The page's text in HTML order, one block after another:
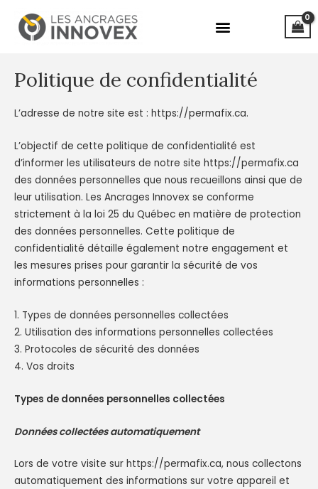
contenu
Politique de confidentialité
L’adresse de notre site est : https://permafix.ca.
L’objectif de cette politique de confidentialité est
d’informer les utilisateurs de notre site https://permafix.ca
des données personnelles que nous recueillons ainsi que de
leur utilisation. Les Ancrages Innovex se conforme
strictement à la loi 25 du Québec en matière de protection
des données personnelles. Cette politique de
confidentialité détaille également notre engagement et
les mesures prises pour garantir la sécurité de vos
informations personnelles :
1. Types de données personnelles collectées
2. Utilisation des informations personnelles collectées
3. Protocoles de sécurité des données
4. Vos droits
Types de données personnelles collectées
Données collectées automatiquement
Lors de votre visite sur https://permafix.ca, nous collectons
automatiquement des informations sur votre appareil et